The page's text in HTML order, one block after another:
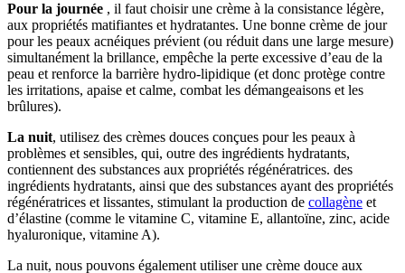
Pour la journée , il faut choisir une crème à la consistance légère,
aux propriétés matifiantes et hydratantes. Une bonne crème de jour
pour les peaux acnéiques prévient (ou réduit dans une large mesure)
simultanément la brillance, empêche la perte excessive d’eau de la
peau et renforce la barrière hydro-lipidique (et donc protège contre
les irritations, apaise et calme, combat les démangeaisons et les
brûlures).
La nuit, utilisez des crèmes douces conçues pour les peaux à
problèmes et sensibles, qui, outre des ingrédients hydratants,
contiennent des substances aux propriétés régénératrices. des
ingrédients hydratants, ainsi que des substances ayant des propriétés
régénératrices et lissantes, stimulant la production de collagène et
d’élastine (comme le vitamine C, vitamine E, allantoïne, zinc, acide
hyaluronique, vitamine A).
La nuit, nous pouvons également utiliser une crème douce aux